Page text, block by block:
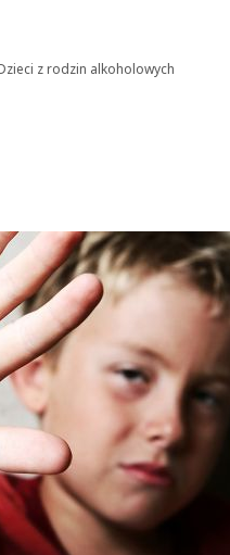
z rodzin alkoholowych